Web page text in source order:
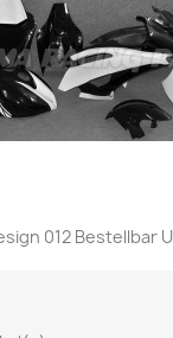
012 Bestellbar